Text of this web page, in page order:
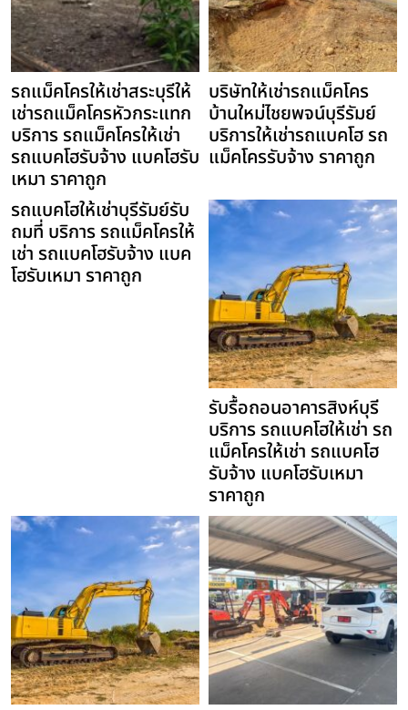
รถแม็คโครให้เช่าสระบุรีให้
เช่ารถแม็คโครหัวกระแทก
บริการ รถแม็คโครให้เช่า
รถแบคโฮรับจ้าง แบคโฮรับ
เหมา ราคาถูก
บริษัทให้เช่ารถแม็คโคร
บ้านใหม่ไชยพจน์บุรีรัมย์
บริการให้เช่ารถแบคโฮ รถ
แม็คโครรับจ้าง ราคาถูก
รถแบคโฮให้เช่าบุรีรัมย์รับ
ถมที่ บริการ รถแม็คโครให้
เช่า รถแบคโฮรับจ้าง แบค
โฮรับเหมา ราคาถูก
รับรื้อถอนอาคารสิงห์บุรี
บริการ รถแบคโฮให้เช่า รถ
แม็คโครให้เช่า รถแบคโฮ
รับจ้าง แบคโฮรับเหมา
ราคาถูก